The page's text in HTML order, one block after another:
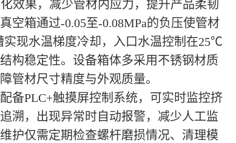
效果，减少管材内应力，提升产品柔韧
空箱通过-0.05至-0.08MPa的负压使管材
现水温梯度冷却，入口水温控制在25℃
构稳定性。设备箱体多采用不锈钢材质
管材尺寸精度与外观质量。
备PLC+触摸屏控制系统，可实时监控挤
溯，出现异常时自动报警，减少人工监
护仅需定期检查螺杆磨损情况、清理模